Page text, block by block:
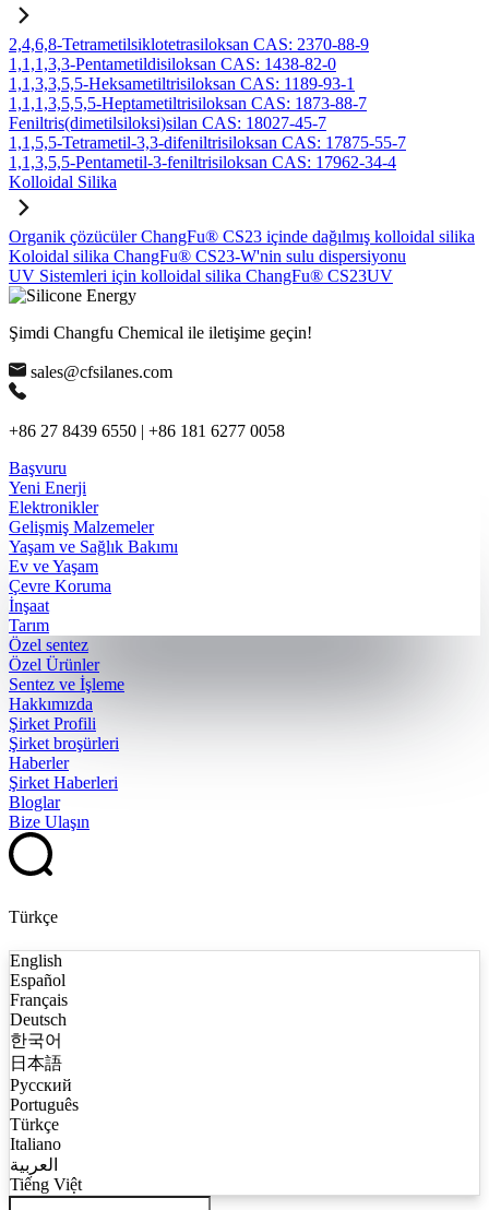
2,4,6,8-Tetrametilsiklotetrasiloksan CAS: 2370-88-9
1,1,1,3,3-Pentametildisiloksan CAS: 1438-82-0
1,1,3,3,5,5-Heksametiltrisiloksan CAS: 1189-93-1
1,1,1,3,5,5,5-Heptametiltrisiloksan CAS: 1873-88-7
Feniltris(dimetilsiloksi)silan CAS: 18027-45-7
1,1,5,5-Tetrametil-3,3-difeniltrisiloksan CAS: 17875-55-7
1,1,3,5,5-Pentametil-3-feniltrisiloksan CAS: 17962-34-4
Kolloidal Silika
Organik çözücüler ChangFu® CS23 içinde dağılmış kolloidal silika
Koloidal silika ChangFu® CS23-W'nin sulu dispersiyonu
UV Sistemleri için kolloidal silika ChangFu® CS23UV
Şimdi Changfu Chemical ile iletişime geçin!
sales@cfsilanes.com
+86 27 8439 6550 | +86 181 6277 0058
Başvuru
Yeni Enerji
Elektronikler
Gelişmiş Malzemeler
Yaşam ve Sağlık Bakımı
Ev ve Yaşam
Çevre Koruma
İnşaat
Tarım
Özel sentez
Özel Ürünler
Sentez ve İşleme
Hakkımızda
Şirket Profili
Şirket broşürleri
Haberler
Şirket Haberleri
Bloglar
Bize Ulaşın
Türkçe
English
Español
Français
Deutsch
한국어
日本語
Русский
Português
Türkçe
Italiano
العربية
Tiếng Việt